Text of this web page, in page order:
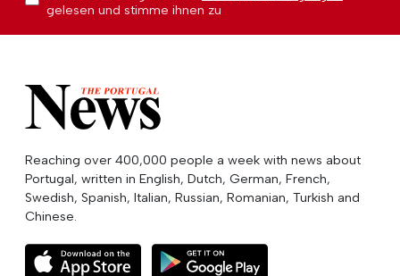
gelesen und stimme ihnen zu
Reaching over 400,000 people a week with news about
Portugal, written in English, Dutch, German, French,
Swedish, Spanish, Italian, Russian, Romanian, Turkish and
Chinese.